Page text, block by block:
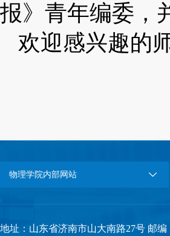
报》青年编委，
欢迎感兴趣的
物理学院内部网站
地址：山东省济南市山大南路27号 邮编